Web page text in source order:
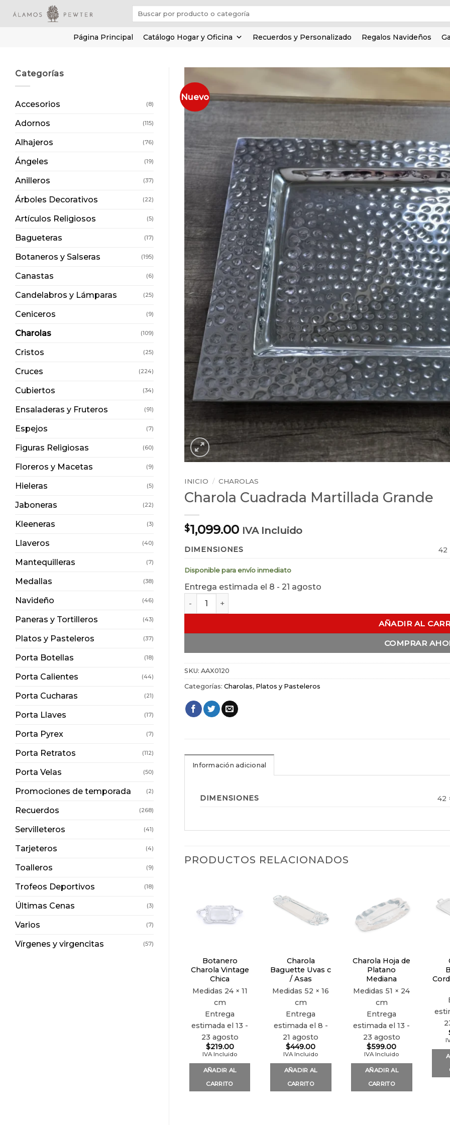
Página Principal Catálogo Hogar y Oficina Recuerdos y Personalizado Regalos Navideños
Categorías
Accesorios (8)
Adornos (115)
Alhajeros (76)
Ángeles (19)
Anilleros (37)
Árboles Decorativos (22)
Artículos Religiosos (5)
Bagueteras (17)
Botaneros y Salseras (195)
Canastas (6)
Candelabros y Lámparas (25)
Ceniceros (9)
Charolas (109)
Cristos (25)
Cruces (224)
Cubiertos (34)
Ensaladeras y Fruteros (91)
Espejos (7)
Figuras Religiosas (60)
Floreros y Macetas (9)
Hieleras (5)
Jaboneras (22)
Kleeneras (3)
Llaveros (40)
Mantequilleras (7)
Medallas (38)
Navideño (46)
Paneras y Tortilleros (43)
Platos y Pasteleros (37)
Porta Botellas (18)
Porta Calientes (44)
Porta Cucharas (21)
Porta Llaves (17)
Porta Pyrex (7)
Porta Retratos (112)
Porta Velas (50)
Promociones de temporada (2)
Recuerdos (268)
Servilleteros (41)
Tarjeteros (4)
Toalleros (9)
Trofeos Deportivos (18)
Últimas Cenas (3)
Varios (7)
Vírgenes y virgencitas (57)
Nuevo
INICIO / CHAROLAS
Charola Cuadrada Martillada Grande
$1,099.00 IVA Incluido
DIMENSIONES 42
Disponible para envío inmediato
Entrega estimada el 8 - 21 agosto
Charola Cuadrada Martillada Grande cantidad
AÑADIR AL
COMPRAR
SKU: AAX0120
Categorías: Charolas, Platos y Pasteleros
Información adicional
DIMENSIONES 42
PRODUCTOS RELACIONADOS
Añadir
a la
lista de
Botanero
Charola Vintage
Chica
Medidas 24 × 11
cm
Entrega
estimada el 13 -
23 agosto
$219.00
IVA Incluido
AÑADIR AL
CARRITO
Añadir
a la
lista de
deseos
Charola
Baguette Uvas c
/ Asas
Medidas52 × 16
cm
Entrega
estimada el 8 -
21 agosto
$449.00
IVA Incluido
AÑADIR AL
CARRITO
Añadir
lista de
Charola Hoja de
Platano
Mediana
Medidas51 × 24
cm
Entrega
estimada el 13 -
23 agosto
$599.00
IVA Incluido
AÑADIR AL
CARRITO